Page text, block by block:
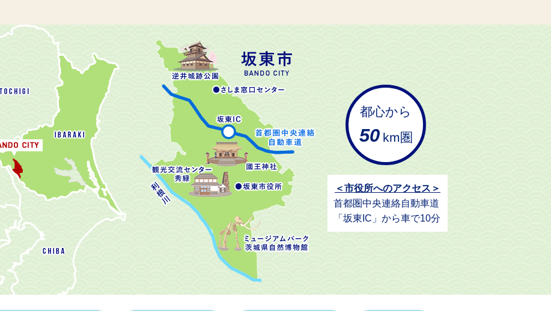
都心から
50 km圏
＜市役所へのアクセス＞
首都圏中央連絡自動車道
「坂東IC」から車で10分